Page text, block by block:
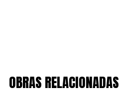
OBRAS RELACIONADAS